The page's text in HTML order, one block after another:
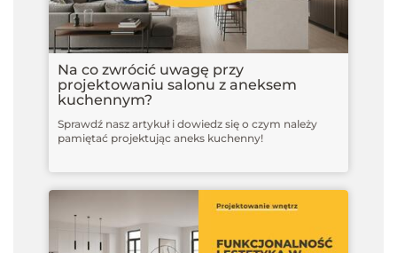
Na co zwrócić uwagę przy
projektowaniu salonu z aneksem
kuchennym?
Sprawdź nasz artykuł i dowiedz się o czym należy
pamiętać projektując aneks kuchenny!